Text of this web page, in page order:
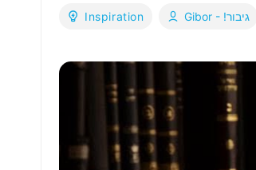
Inspiration Gibor - !גיבור